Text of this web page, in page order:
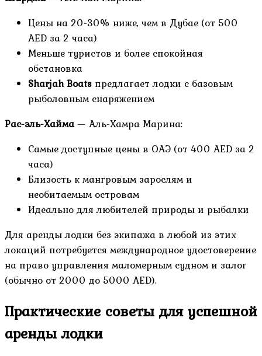
Цены на 20-30% ниже, чем в Дубае (от 500
AED за 2 часа)
Меньше туристов и более спокойная
обстановка
Sharjah Boats предлагает лодки с базовым
рыболовным снаряжением
Рас-эль-Хайма— Аль-Хамра Марина:
Самые доступные цены в ОАЭ (от 400 AED за 2
часа)
Близость к мангровым зарослям и
необитаемым островам
Идеально для любителей природы и рыбалки
Для аренды лодки без экипажа в любой из этих
локаций потребуется международное удостоверение
на право управления маломерным судном и залог
(обычно от 2000 до 5000 AED).
Практические советы для успешной
аренды лодки